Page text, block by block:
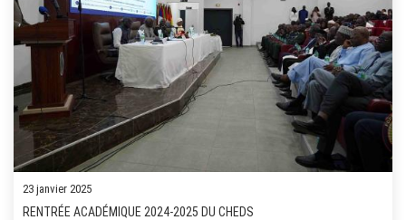
23 janvier 2025
RENTRÉE ACADÉMIQUE 2024-2025 DU CHEDS